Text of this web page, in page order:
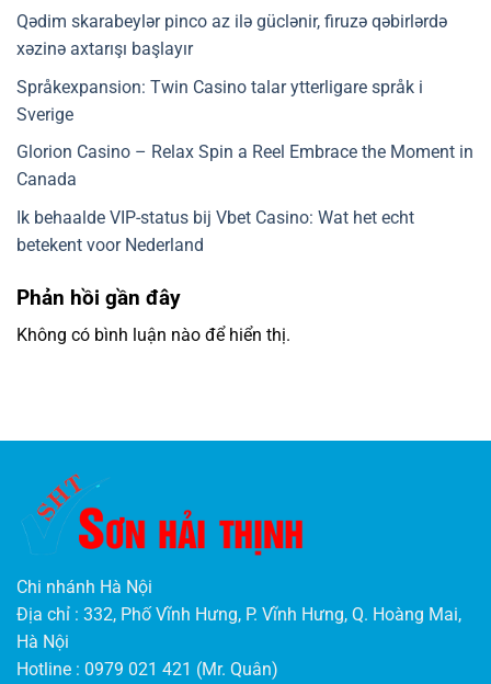
Qədim skarabeylər pinco az ilə güclənir, firuzə qəbirlərdə
xəzinə axtarışı başlayır
Språkexpansion: Twin Casino talar ytterligare språk i
Sverige
Glorion Casino – Relax Spin a Reel Embrace the Moment in
Canada
Ik behaalde VIP-status bij Vbet Casino: Wat het echt
betekent voor Nederland
Phản hồi gần đây
Không có bình luận nào để hiển thị.
Chi nhánh Hà Nội
Địa chỉ : 332, Phố Vĩnh Hưng, P. Vĩnh Hưng, Q. Hoàng Mai,
Hà Nội
Hotline : 0979 021 421 (Mr. Quân)